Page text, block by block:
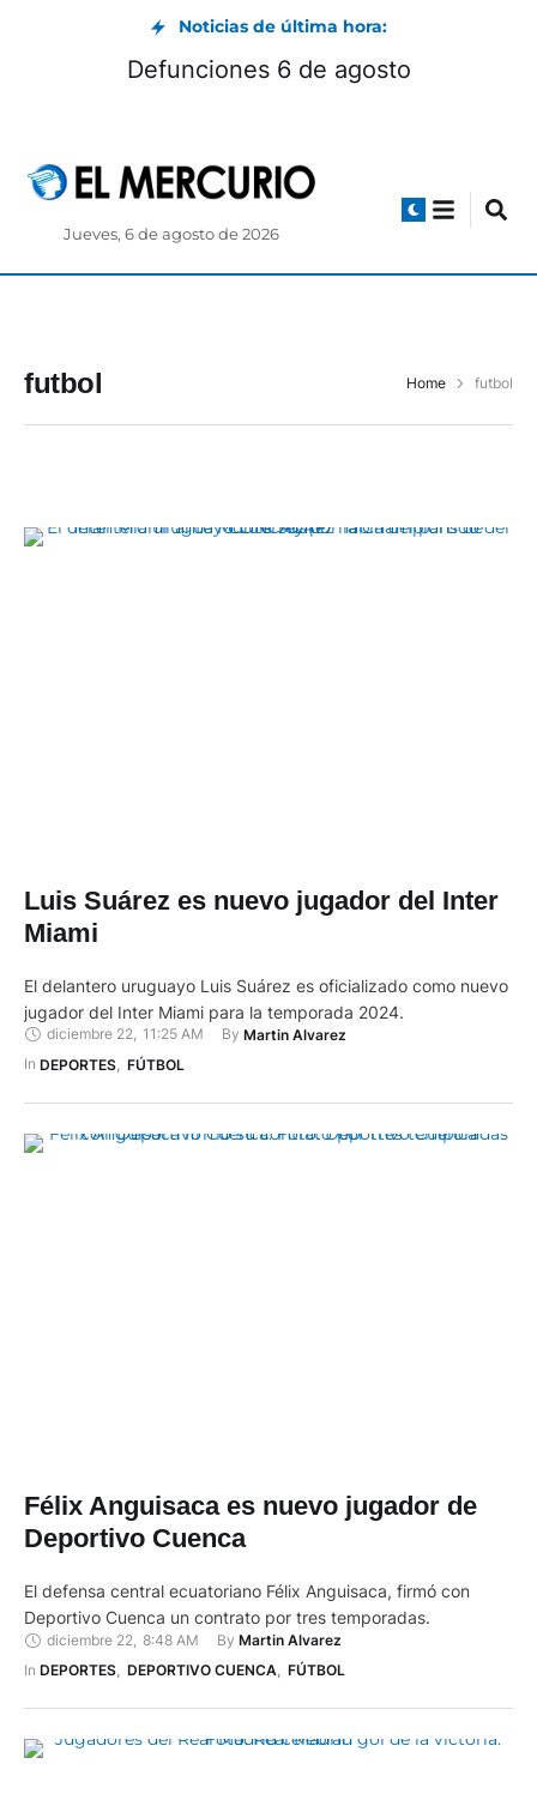
Noticias de última hora:
Defunciones 6 de agosto
Jueves, 6 de agosto de 2026
futbol Home futbol
Luis Suárez es nuevo jugador del Inter
Miami
El delantero uruguayo Luis Suárez es oficializado como nuevo
jugador del Inter Miami para la temporada 2024.
diciembre 22, 11:25 AM By Martin Alvarez
In DEPORTES, FÚTBOL
Félix Anguisaca es nuevo jugador de
Deportivo Cuenca
El defensa central ecuatoriano Félix Anguisaca, firmó con
Deportivo Cuenca un contrato por tres temporadas.
diciembre 22 8:48 AM By Martin Alvarez
In DEPORTES, DEPORTIVO CUENCA, FÚTBOL